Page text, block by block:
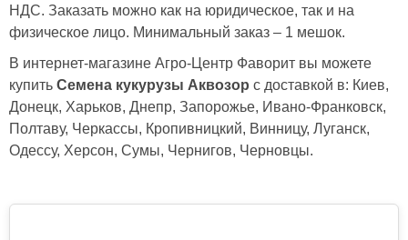
НДС. Заказать можно как на юридическое, так и на
физическое лицо. Минимальный заказ – 1 мешок.
В интернет-магазине Агро-Центр Фаворит вы можете
купить Семена кукурузы Аквозор с доставкой в: Киев,
Донецк, Харьков, Днепр, Запорожье, Ивано-Франковск,
Полтаву, Черкассы, Кропивницкий, Винницу, Луганск,
Одессу, Херсон, Сумы, Чернигов, Черновцы.